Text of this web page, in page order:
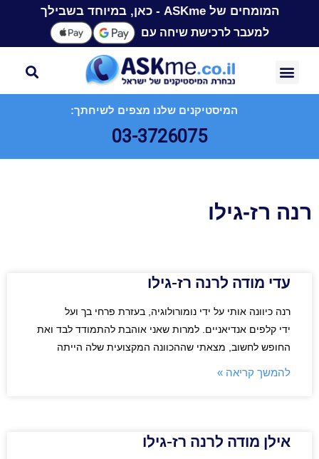
המומחים של ASKme - כאן, במיוחד בשבילך
למעבר לרכישת שיחה עם
המיסטיקנים שלנו מצפים לשיחתך:
03-3726075
רנה רז-גילו
עדי מודה לרנה רז-גילו
רנה כיוונה אותי על ידי נומורולוגיה, בעזרת פרחי בך ועל
ידי קלפים אנדיאניים. למרות שאני אוהבת להתמודד לבד ואת
החופש לחשוב, מצאתי שההכוונה המקצועית שלה הייתה
להמשך קריאה »
אילן מודה לרנה רז-גילו